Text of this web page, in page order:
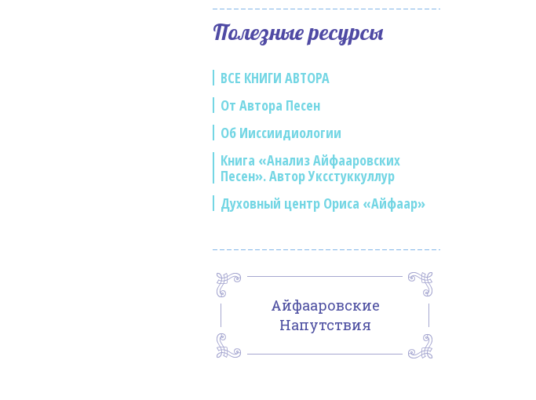
Полезные ресурсы
ВСЕ КНИГИ АВТОРА
От Автора Песен
Об Ииссиидиологии
Книга «Анализ Айфааровских
Песен». Автор Уксстуккуллур
Духовный центр Ориса «Айфаар»
Айфааровские
Напутствия